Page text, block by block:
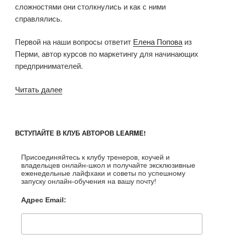
сложностями они столкнулись и как с ними
справлялись.
Первой на наши вопросы ответит Елена Попова из
Перми, автор курсов по маркетингу для начинающих
предпринимателей.
Читать далее
нуля:
Елены
Поповой»
ВСТУПАЙТЕ В КЛУБ АВТОРОВ LEARME!
Присоединяйтесь к клубу тренеров, коучей и
владельцев онлайн-школ и получайте эксклюзивные
еженедельные лайфхаки и советы по успешному
запуску онлайн-обучения на вашу почту!
Адрес Email: